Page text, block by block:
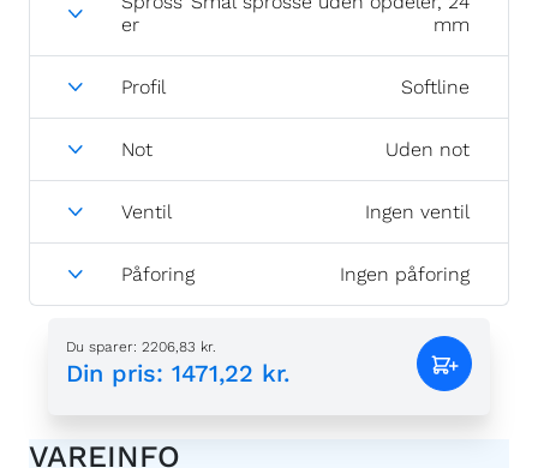
er
mm
Profil Softline
Not Uden not
Ventil Ingen ventil
Påforing Ingen påforing
Du sparer: 2206,83 kr.
Din pris: 1471,22 kr.
VAREINFO